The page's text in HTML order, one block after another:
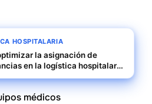
HOSPITALARIA
la asignación de
en la logística hospitalaria
médicos